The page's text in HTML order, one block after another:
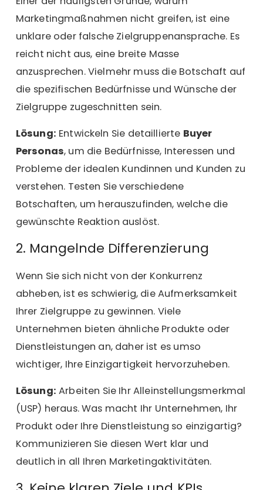
Marketingmaßnahmen nicht greifen, ist eine
unklare oder falsche Zielgruppenansprache. Es
reicht nicht aus, eine breite Masse
anzusprechen. Vielmehr muss die Botschaft auf
die spezifischen Bedürfnisse und Wünsche der
Zielgruppe zugeschnitten sein.
Lösung: Entwickeln Sie detaillierte Buyer
Personas, um die Bedürfnisse, Interessen und
Probleme der idealen Kundinnen und Kunden zu
verstehen. Testen Sie verschiedene
Botschaften, um herauszufinden, welche die
gewünschte Reaktion auslöst.
2. Mangelnde Differenzierung
Wenn Sie sich nicht von der Konkurrenz
abheben, ist es schwierig, die Aufmerksamkeit
Ihrer Zielgruppe zu gewinnen. Viele
Unternehmen bieten ähnliche Produkte oder
Dienstleistungen an, daher ist es umso
wichtiger, Ihre Einzigartigkeit hervorzuheben.
Lösung: Arbeiten Sie Ihr Alleinstellungsmerkmal
(USP) heraus. Was macht Ihr Unternehmen, Ihr
Produkt oder Ihre Dienstleistung so einzigartig?
Kommunizieren Sie diesen Wert klar und
deutlich in all Ihren Marketingaktivitäten.